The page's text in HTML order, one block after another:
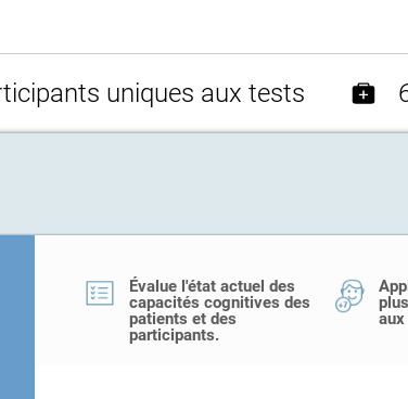
uniques aux tests
Évalue l'état actuel des
capacités cognitives des
patients et des
participants.